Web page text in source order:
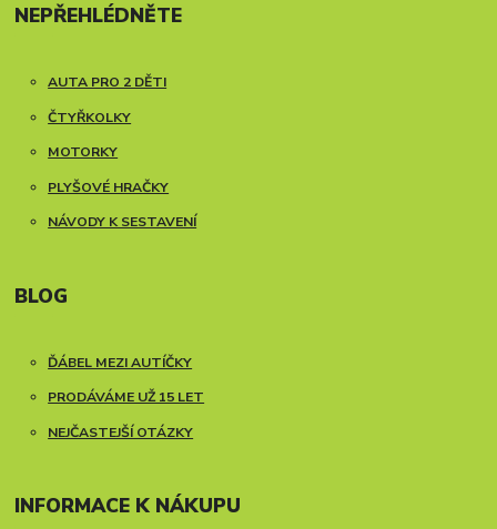
NEPŘEHLÉDNĚTE
AUTA PRO 2 DĚTI
ČTYŘKOLKY
MOTORKY
PLYŠOVÉ HRAČKY
NÁVODY K SESTAVENÍ
BLOG
ĎÁBEL MEZI AUTÍČKY
PRODÁVÁME UŽ 15 LET
NEJČASTEJŠÍ OTÁZKY
INFORMACE K NÁKUPU